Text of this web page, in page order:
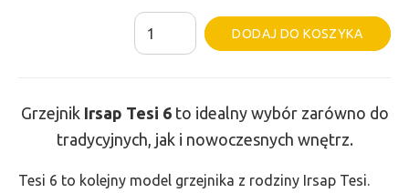
ilość
Grzejnik
wys.
DODAJ DO KOSZYKA
Grzejnik Irsap Tesi 6to idealny wybór zarówno do
tradycyjnych, jak i nowoczesnych wnętrz.
Tesi 6 to kolejny model grzejnika z rodziny Irsap Tesi.